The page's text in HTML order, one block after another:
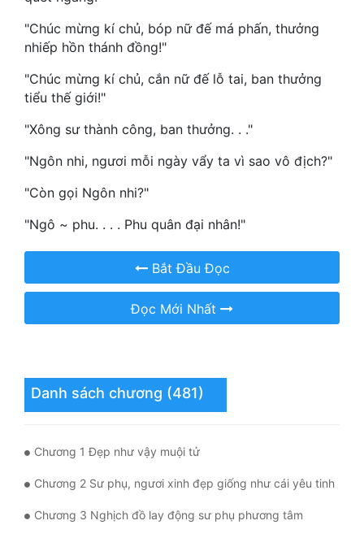
Học Đường
Khoa Huyễn
Khoa Huyễn Không Gian
Kinh Dị
Kiếm Hiệp
Kỳ Huyễn
Kỳ Ảo
Linh Dị
Làm Giàu
Mỹ Thực
Ngôn Tình
Ngược
Nữ Cường
"Chúc mừng kí chủ, bóp nữ đế má phấn, thưởng
nhiếp hồn thánh đồng!"
"Chúc mừng kí chủ, cắn nữ đế lỗ tai, ban thưởng
tiểu thế giới!"
"Xông sư thành công, ban thưởng. . ."
"Ngôn nhi, ngươi mỗi ngày vẩy ta vì sao vô địch?"
"Còn gọi Ngôn nhi?"
"Ngô ~ phu. . . . Phu quân đại nhân!"
Bắt Đầu Đọc
Đọc Mới Nhất
Danh sách chương (481)
Chương 1 Đẹp như vậy muội tử
Chương 2 Sư phụ, ngươi xinh đẹp giống như cái yêu tinh
Chương 3 Nghịch đồ lay động sư phụ phương tâm